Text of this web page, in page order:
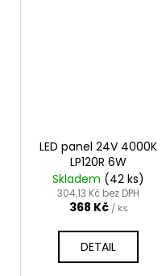
LED panel 24V 4000K
LP120R 6W
Skladem (42 ks)
304,13 Kč bez DPH
368 Kč / ks
DETAIL